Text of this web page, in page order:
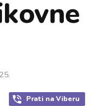
Prati na Viberu